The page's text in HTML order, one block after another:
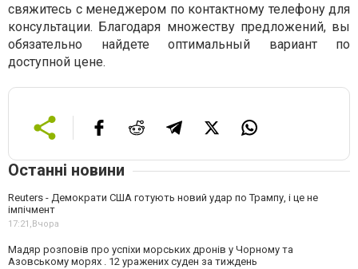
свяжитесь с менеджером по контактному телефону для
консультации. Благодаря множеству предложений, вы
обязательно найдете оптимальный вариант по
доступной цене.
Останні новини
Reuters - Демократи США готують новий удар по Трампу, і це не
імпічмент
17:21,Вчора
Мадяр розповів про успіхи морських дронів у Чорному та
Азовському морях . 12 уражених суден за тиждень